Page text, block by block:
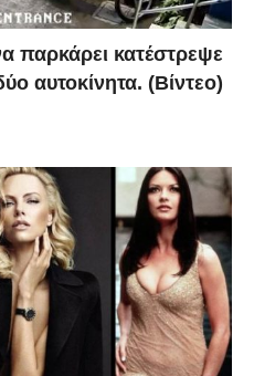
παρκάρει κατέστρεψε
αυτοκίνητα. (Βίντεο)